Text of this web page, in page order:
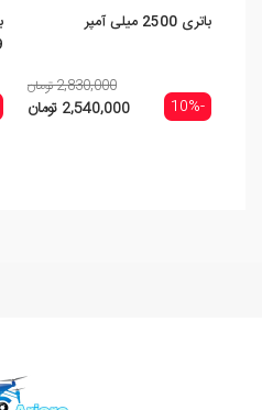
باتری 2500 میلی آمپر
-10%
2,830,000 تومان
2,540,000 تومان